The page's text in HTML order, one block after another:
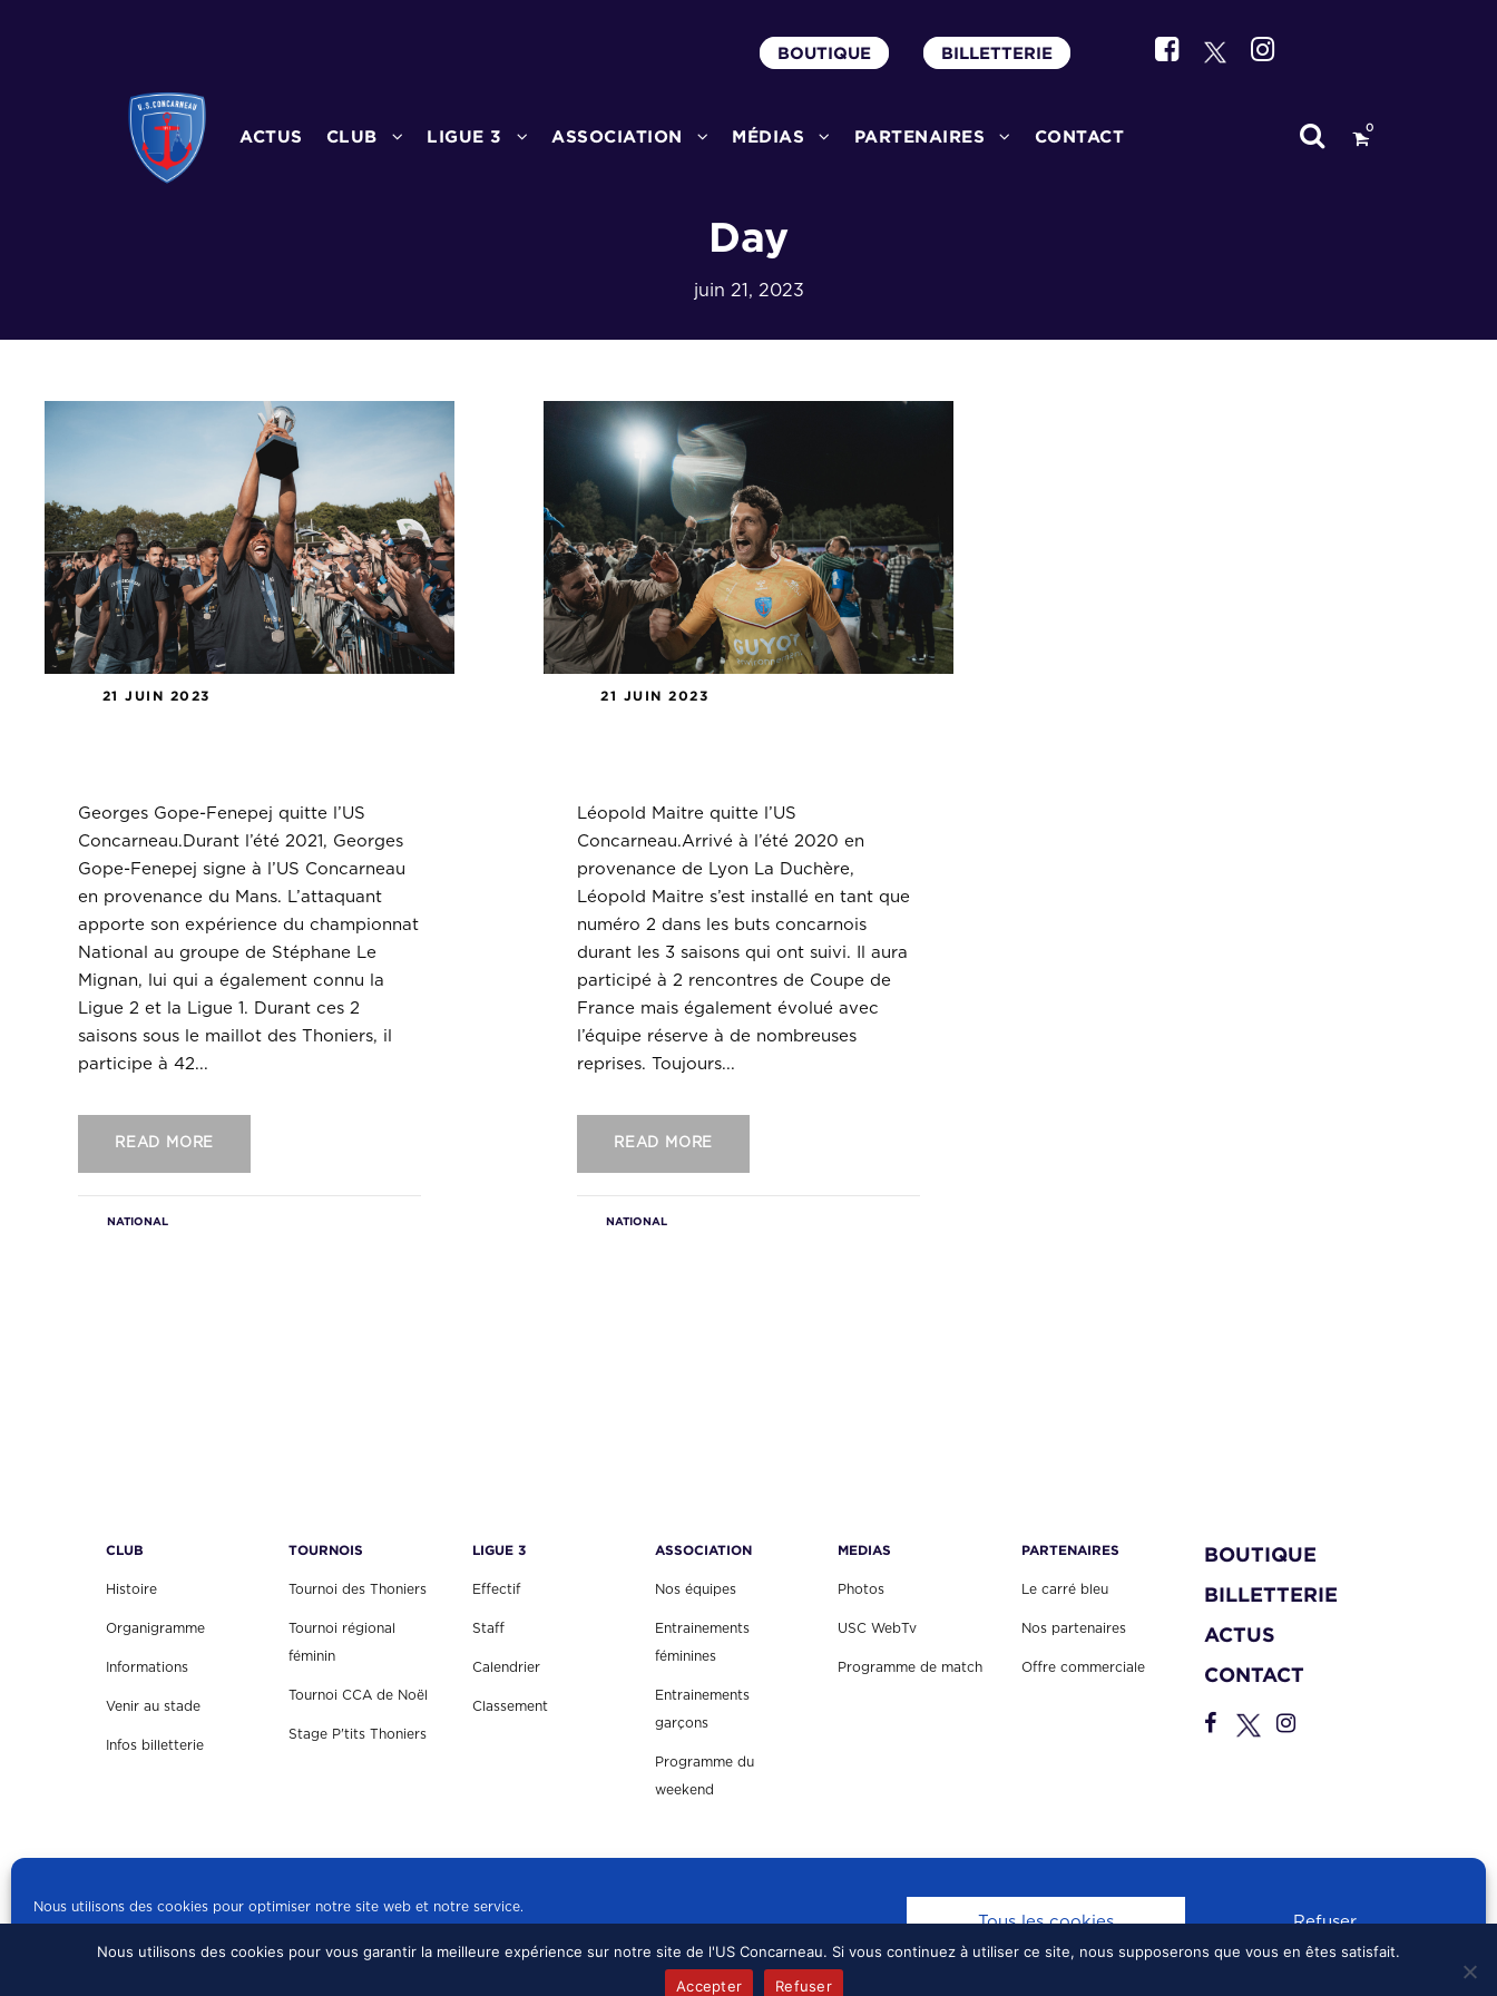
Nous utilisons des cookies pour optimiser notre site web et notre service.
Tous les cookies Refuser
BOUTIQUE BILLETTERIE
ACTUS CLUB LIGUE 3 ASSOCIATION MÉDIAS PARTENAIRES CONTACT 0
Day
juin 21, 2023
21 JUIN 2023
Georges Gope-Fenepej quitte l’US
Concarneau.Durant l’été 2021, Georges
Gope-Fenepej signe à l’US Concarneau
en provenance du Mans. L’attaquant
apporte son expérience du championnat
National au groupe de Stéphane Le
Mignan, lui qui a également connu la
Ligue 2 et la Ligue 1. Durant ces 2
saisons sous le maillot des Thoniers, il
participe à 42...
READ MORE
NATIONAL
21 JUIN 2023
Léopold Maitre quitte l’US
Concarneau.Arrivé à l’été 2020 en
provenance de Lyon La Duchère,
Léopold Maitre s’est installé en tant que
numéro 2 dans les buts concarnois
durant les 3 saisons qui ont suivi. Il aura
participé à 2 rencontres de Coupe de
France mais également évolué avec
l’équipe réserve à de nombreuses
reprises. Toujours...
READ MORE
NATIONAL
CLUB
Histoire
Organigramme
Informations
Venir au stade
Infos billetterie
TOURNOIS
Tournoi des Thoniers
Tournoi régional
féminin
Tournoi CCA de Noël
Stage P'tits Thoniers
LIGUE 3
Effectif
Staff
Calendrier
Classement
ASSOCIATION
Nos équipes
Entrainements
féminines
Entrainements
garçons
Programme du
weekend
MEDIAS
Photos
USC WebTv
Programme de match
PARTENAIRES
Le carré bleu
Nos partenaires
Offre commerciale
BOUTIQUE
BILLETTERIE
ACTUS
CONTACT
© 2024 US CONCARNEAU, TOUS DROITS RÉSERVÉS. CONFIDENTIALITÉ
Nous utilisons des cookies pour vous garantir la meilleure expérience sur notre site de l'US Concarneau. Si vous continuez à utiliser ce site, nous supposerons que vous en êtes satisfait.
Accepter
Refuser